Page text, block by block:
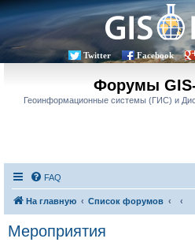
Twitter Facebook
Форумы
Геоинформационные системы (ГИС) и
FAQ
На главную Список форумов
Мероприятия